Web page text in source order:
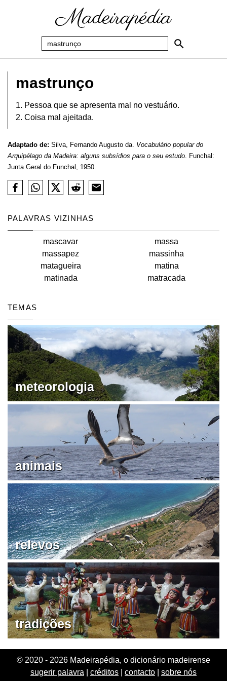
mastrunço
1. Pessoa que se apresenta mal no vestuário.
2. Coisa mal ajeitada.
Adaptado de: Silva, Fernando Augusto da. Vocabulário popular do
Arquipélago da Madeira: alguns subsídios para o seu estudo. Funchal:
Junta Geral do Funchal, 1950.
PALAVRAS VIZINHAS
mascavar
massa
massapez
massinha
matagueira
matina
matinada
matracada
TEMAS
meteorologia
animais
relevos
tradições
© 2020 - 2026 Madeirapédia, o dicionário madeirense
sugerir palavra
créditos contacto sobre nós